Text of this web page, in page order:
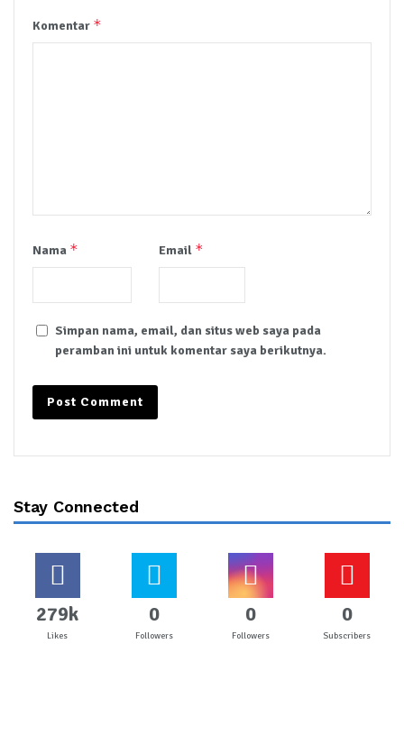
Komentar *
Nama * Email *
Simpan nama, email, dan situs web saya pada
peramban ini untuk komentar saya berikutnya.
Stay Connected
279k
Likes
0
Followers
0
Followers
0
Subscribers